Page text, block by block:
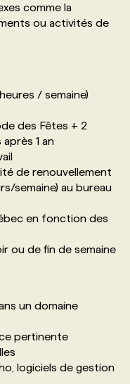
comme la
ou activités de
/ semaine)
des Fêtes + 2
1 an
de renouvellement
semaine) au bureau
en fonction des
ou de fin de semaine
un domaine
pertinente
logiciels de gestion